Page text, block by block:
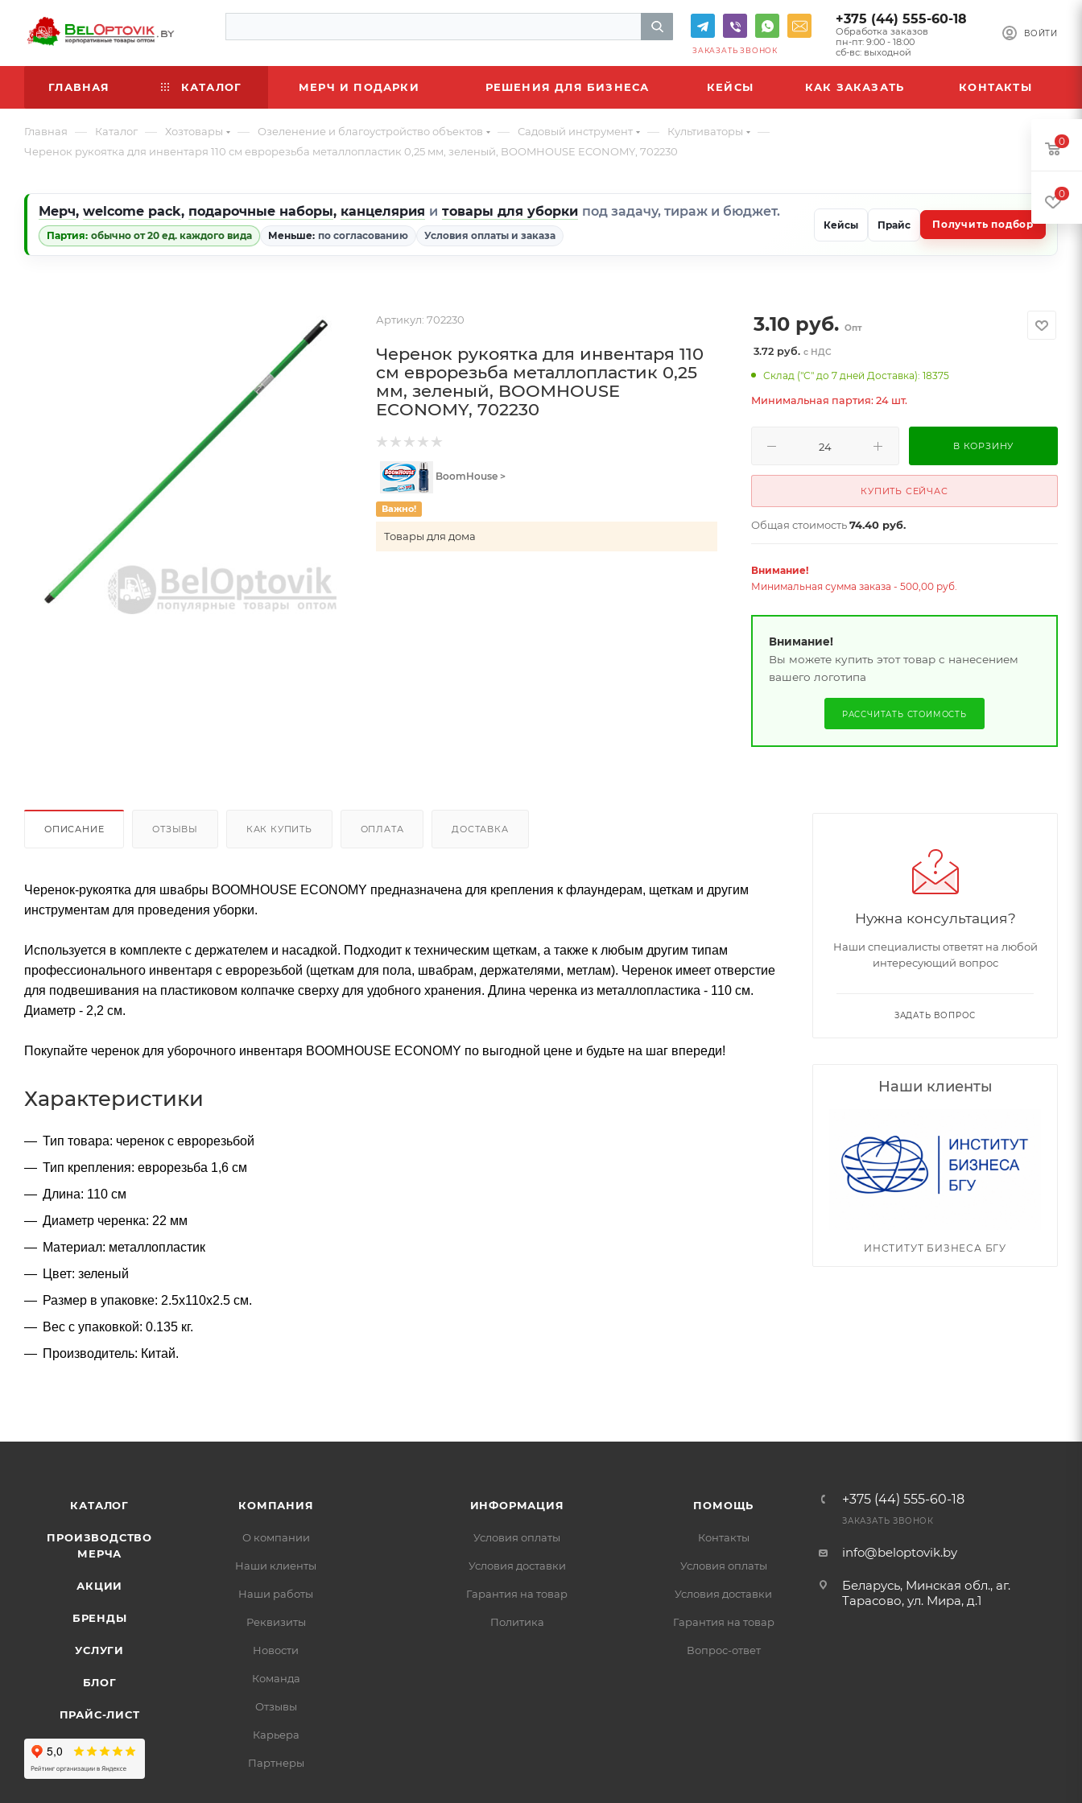
ВОЙТИ
+375 (44) 555-60-18
Обработка заказов
пн-пт: 9:00 - 18:00
сб-вс: выходной
ЗАКАЗАТЬ ЗВОНОК
ГЛАВНАЯ КАТАЛОГ МЕРЧ И ПОДАРКИ РЕШЕНИЯ ДЛЯ БИЗНЕСА КЕЙСЫ КАК ЗАКАЗАТЬ КОНТАКТЫ
Главная — Каталог — Хозтовары — Озеленение и благоустройство объектов — Садовый инструмент — Культиваторы —
Черенок рукоятка для инвентаря 110 см еврорезьба металлопластик 0,25 мм, зеленый, BOOMHOUSE ECONOMY, 702230
Мерч, welcome pack, подарочные наборы, канцелярия и товары для уборки под задачу, тираж и бюджет.
Партия: обычно от 20 ед. каждого вида Меньше: по согласованию Условия оплаты и заказа
Кейсы Прайс Получить подбор
Артикул: 702230
Черенок рукоятка для инвентаря 110
см еврорезьба металлопластик 0,25
мм, зеленый, BOOMHOUSE
ECONOMY, 702230
BoomHouse >
Важно!
Товары для дома
3.10руб. Опт
3.72 руб. с НДС
Склад ("С" до 7 дней Доставка): 18375
Минимальная партия: 24 шт.
В КОРЗИНУ
КУПИТЬ СЕЙЧАС
Общая стоимость74.40 руб.
Внимание!
Минимальная сумма заказа - 500,00 руб.
Внимание!
Вы можете купить этот товар с нанесением
вашего логотипа
РАССЧИТАТЬ СТОИМОСТЬ
ОПИСАНИЕ ОТЗЫВЫ КАК КУПИТЬ ОПЛАТА ДОСТАВКА
Черенок-рукоятка для швабры BOOMHOUSE ECONOMY предназначена для крепления к флаундерам, щеткам и другим
инструментам для проведения уборки.
Используется в комплекте с держателем и насадкой. Подходит к техническим щеткам, а также к любым другим типам
профессионального инвентаря с еврорезьбой (щеткам для пола, швабрам, держателями, метлам). Черенок имеет отверстие
для подвешивания на пластиковом колпачке сверху для удобного хранения. Длина черенка из металлопластика - 110 см.
Диаметр - 2,2 см.
Покупайте черенок для уборочного инвентаря BOOMHOUSE ECONOMY по выгодной цене и будьте на шаг впереди!
Характеристики
Тип товара: черенок с еврорезьбой
Тип крепления: еврорезьба 1,6 см
Длина: 110 см
Диаметр черенка: 22 мм
Материал: металлопластик
Цвет: зеленый
Размер в упаковке: 2.5x110x2.5 см.
Вес с упаковкой: 0.135 кг.
Производитель: Китай.
Нужна консультация?
Наши специалисты ответят на любой
интересующий вопрос
ЗАДАТЬ ВОПРОС
Наши клиенты
ИНСТИТУТ БИЗНЕСА БГУ
КАТАЛОГ
ПРОИЗВОДСТВО
МЕРЧА
АКЦИИ
БРЕНДЫ
УСЛУГИ
БЛОГ
ПРАЙС-ЛИСТ
КОМПАНИЯ
О компании
Наши клиенты
Наши работы
Реквизиты
Новости
Команда
Отзывы
Карьера
Партнеры
ИНФОРМАЦИЯ
Условия оплаты
Условия доставки
Гарантия на товар
Политика
ПОМОЩЬ
Контакты
Условия оплаты
Условия доставки
Гарантия на товар
Вопрос-ответ
+375 (44) 555-60-18
ЗАКАЗАТЬ ЗВОНОК
info@beloptovik.by
Беларусь, Минская обл., аг.
Тарасово, ул. Мира, д.1
0
0